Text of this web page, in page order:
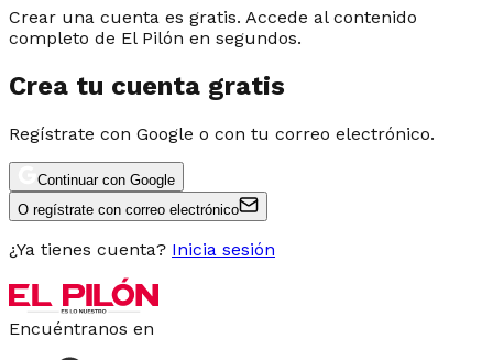
Crear una cuenta es gratis. Accede al contenido
completo de El Pilón en segundos.
Crea tu cuenta gratis
Regístrate con Google o con tu correo electrónico.
Continuar con Google
O regístrate con correo electrónico
¿Ya tienes cuenta? Inicia sesión
Encuéntranos en